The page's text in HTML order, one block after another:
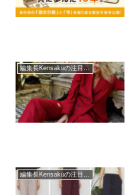
編集長Kensakuの注目ネタ